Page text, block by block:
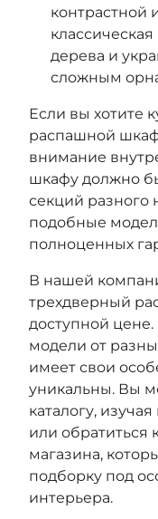
контрастной
дерева и
сложным
Если вы хотите
распашной шкаф
внимание
шкафу должно
секций разного
подобные
полноценных
В нашей
трехдверный
доступной
модели от
имеет свои
уникальны. Вы
каталогу,
или обратиться
магазина,
подборку под
интерьера.